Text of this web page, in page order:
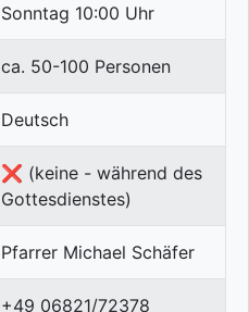
Sonntag 10:00 Uhr
ca. 50-100 Personen
Deutsch
❌ (keine - während des
Gottesdienstes)
Pfarrer Michael Schäfer
+49 06821/72378